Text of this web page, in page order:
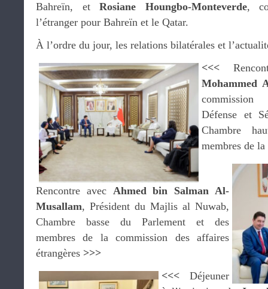
Bahreïn, etRosiane Houngbo-Monteverde,
l’étranger pour Bahreïn et le Qatar.
À l’ordre du jour, les relations bilatérales et
<<<
Mohammed
Défense et
Chambre
membres de
Rencontre avec Ahmed bin Salman Al-
Musallam, Président du Majlis al Nuwab,
Chambre basse du Parlement et des
membres de la commission des affaires
étrangères >>>
<<<
Déjeuner